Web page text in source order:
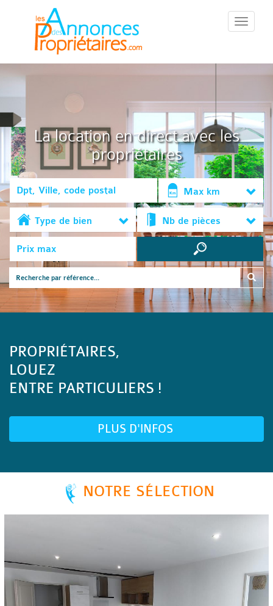
::Menu::
La location en direct avec les
propriétaires
Max km
Type de bien Nb de pièces
PROPRIÉTAIRES,
LOUEZ
ENTRE PARTICULIERS !
PLUS D'INFOS
NOTRE SÉLECTION